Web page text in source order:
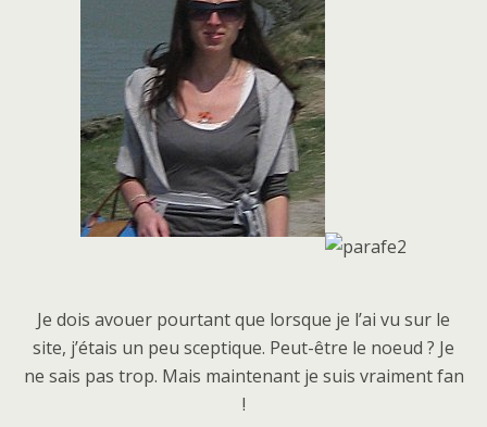
Je dois avouer pourtant que lorsque je l’ai vu sur le
site, j’étais un peu sceptique. Peut-être le noeud ? Je
ne sais pas trop. Mais maintenant je suis vraiment fan
!